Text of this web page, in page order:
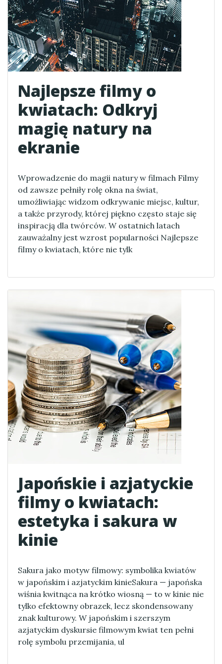
Najlepsze filmy o
kwiatach: Odkryj
magię natury na
ekranie
Wprowadzenie do magii natury w filmach Filmy
od zawsze pełniły rolę okna na świat,
umożliwiając widzom odkrywanie miejsc, kultur,
a także przyrody, której piękno często staje się
inspiracją dla twórców. W ostatnich latach
zauważalny jest wzrost popularności Najlepsze
filmy o kwiatach, które nie tylk
Japońskie i azjatyckie
filmy o kwiatach:
estetyka i sakura w
kinie
Sakura jako motyw filmowy: symbolika kwiatów
w japońskim i azjatyckim kinieSakura — japońska
wiśnia kwitnąca na krótko wiosną — to w kinie nie
tylko efektowny obrazek, lecz skondensowany
znak kulturowy. W japońskim i szerszym
azjatyckim dyskursie filmowym kwiat ten pełni
rolę symbolu przemijania, ul